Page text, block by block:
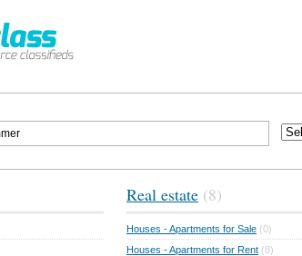
Real estate (8)
Houses - Apartments for Sale (0)
Houses - Apartments for Rent (8)